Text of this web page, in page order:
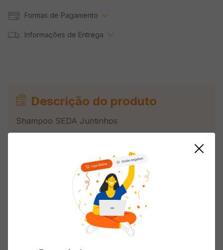
Formas de Pagamento
Informações de Entrega
Descrição do produto
Shampoo SEDA Juntinhos
Avaliações
Faça login para escrever uma avaliação.